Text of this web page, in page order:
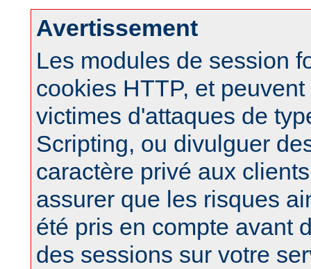
Avertissement
Les modules de session
cookies HTTP, et
victimes d'attaques de
Scripting, ou divulguer
caractère privé aux
assurer que les risques
été pris en compte avant
des sessions sur votre